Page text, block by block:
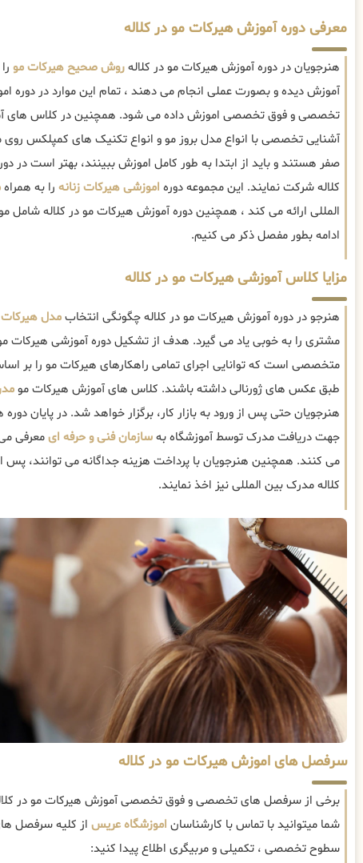
معرفی دوره آموزش هیرکات مو در کلاله
هنرجویان در دوره آموزش هیرکات مو در کلالهروش صحیح هیرکات مو
آموزش دیده و بصورت عملی انجام می دهند ، تمام این موارد در دوره
تخصصی و فوق تخصصی اموزش داده می شود. همچنین در کلاس های
آشنایی تخصصی با انواع مدل بروز مو و انواع تکنیک های کمپلکس روی
صفر هستند و باید از ابتدا به طور کامل اموزش ببینند، بهتر است
کلاله شرکت نمایند. این مجموعه دوره اموزشی هیرکات زنانه را به همراه
المللی ارائه می کند ، همچنین دوره آموزش هیرکات مو در کلاله شامل
ادامه بطور مفصل ذکر می کنیم.
مزایا کلاس آموزشی هیرکات مو در کلاله
هنرجو در دوره آموزش هیرکات مو در کلاله چگونگی انتخابمدل هیرکات
مشتری را به خوبی یاد می گیرد. هدف از تشکیل دوره آموزشی هیرکات مو
متخصصی است که توانایی اجرای تمامی راهکارهای هیرکات مو را بر
طبق عکس های ژورنالی داشته باشند. کلاس های آموزش هیرکات مو
هنرجویان حتی پس از ورود به بازار کار، برگزار خواهد شد. در پایان
جهت دریافت مدرک توسط آموزشگاه بهسازمان فنی و حرفه ایمعرفی
می کنند. همچنین هنرجویان با پرداخت هزینه جداگانه می توانند، پس
کلاله مدرک بین المللی نیز اخذ نمایند.
سرفصل های اموزش هیرکات مو در کلاله
برخی از سرفصل های تخصصی و فوق تخصصی آموزش هیرکات مو در
شما میتوانید با تماس با کارشناسان اموزشگاه عریس از کلیه سرفصل
سطوح تخصصی ، تکمیلی و مربیگری اطلاع پیدا کنید: